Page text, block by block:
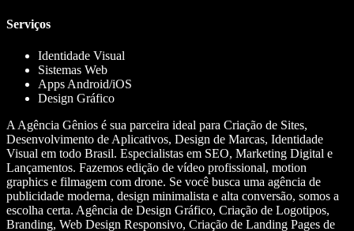
Serviços
Identidade Visual
Sistemas Web
Apps Android/iOS
Design Gráfico
A Agência Gênios é sua parceira ideal para Criação de Sites,
Desenvolvimento de Aplicativos, Design de Marcas, Identidade
Visual em todo Brasil. Especialistas em SEO, Marketing Digital e
Lançamentos. Fazemos edição de vídeo profissional, motion
graphics e filmagem com drone. Se você busca uma agência de
publicidade moderna, design minimalista e alta conversão, somos a
escolha certa. Agência de Design Gráfico, Criação de Logotipos,
Branding, Web Design Responsivo, Criação de Landing Pages de